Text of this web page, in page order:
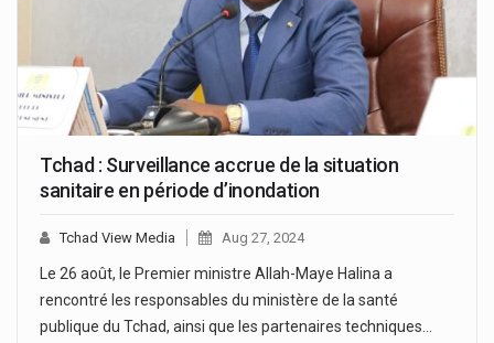
Tchad : Surveillance accrue de la situation
sanitaire en période d’inondation
Tchad View Media Aug 27, 2024
Le 26 août, le Premier ministre Allah-Maye Halina a
rencontré les responsables du ministère de la santé
publique du Tchad, ainsi que les partenaires techniques…